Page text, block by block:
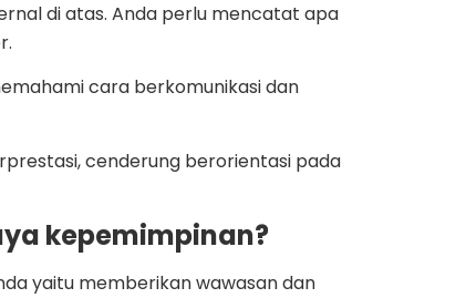
di atas. Anda perlu mencatat apa
cara berkomunikasi dan
cenderung berorientasi pada
kepemimpinan?
yaitu memberikan wawasan dan